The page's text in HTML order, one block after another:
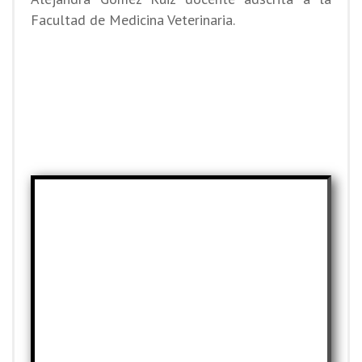
Facultad de Medicina Veterinaria.